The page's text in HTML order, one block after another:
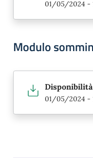
01/05/2024 -
Modulo
01/05/2024 -